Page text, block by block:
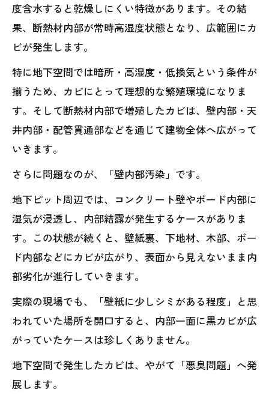
度含水すると乾燥しにくい特徴があります。その結
果、断熱材内部が常時高湿度状態となり、広範囲にカ
ビが発生します。
特に地下空間では暗所・高湿度・低換気という条件が
揃うため、カビにとって理想的な繁殖環境になりま
す。そして断熱材内部で増殖したカビは、壁内部・天
井内部・配管貫通部などを通じて建物全体へ広がって
いきます。
さらに問題なのが、「壁内部汚染」です。
地下ピット周辺では、コンクリート壁やボード内部に
湿気が浸透し、内部結露が発生するケースがありま
す。この状態が続くと、壁紙裏、下地材、木部、ボー
ド内部などにカビが広がり、表面から見えないまま内
部劣化が進行していきます。
実際の現場でも、「壁紙に少しシミがある程度」と思
われていた場所を開口すると、内部一面に黒カビが広
がっていたケースは珍しくありません。
地下空間で発生したカビは、やがて「悪臭問題」へ発
展します。